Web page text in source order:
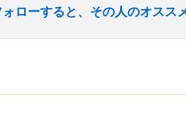
ローすると、その人のオスス